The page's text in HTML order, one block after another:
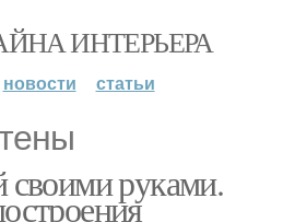
ИНТЕРЬЕРА
новости статьи
своими руками.